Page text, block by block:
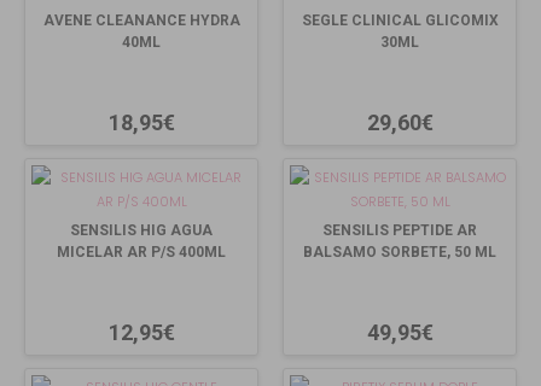
AVENE CLEANANCE HYDRA
40ML
18,95€
SEGLE CLINICAL GLICOMIX
30ML
29,60€
SENSILIS HIG AGUA
MICELAR AR P/S 400ML
12,95€
SENSILIS PEPTIDE AR
BALSAMO SORBETE, 50 ML
49,95€